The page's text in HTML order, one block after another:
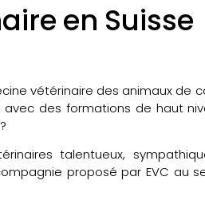
en Suisse
vétérinaire des animaux de
des formations de haut
talentueux,
proposé par EVC au